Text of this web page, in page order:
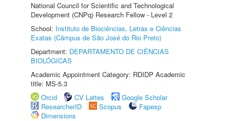
National Council for Scientific and Technological
Development (CNPq) Research Fellow - Level 2
School: Instituto de Biociências, Letras e Ciências
Exatas (Câmpus de São José do Rio Preto)
Department: DEPARTAMENTO DE CIÊNCIAS
BIOLÓGICAS
Academic Appointment Category: RDIDP Academic
title: MS-5.3
Orcid
CV Lattes
Google Scholar
ResearcherID
Scopus
Fapesp
Dimensions